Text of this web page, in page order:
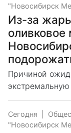
"Новосибирск
Из-за
оливковое
Причиной
Сегодня
"Новосибирск